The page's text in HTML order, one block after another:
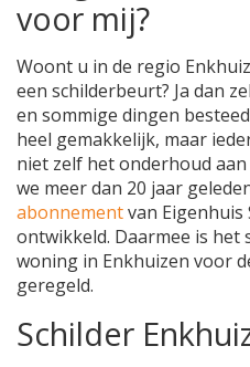
voor mij?
Woont u in de regio
een schilderbeurt? Ja dan
en sommige dingen
heel gemakkelijk, maar
niet zelf het onderhoud
we meer dan 20 jaar
abonnementvan
ontwikkeld. Daarmee is het
woning in Enkhuizen voor
geregeld.
Schilder